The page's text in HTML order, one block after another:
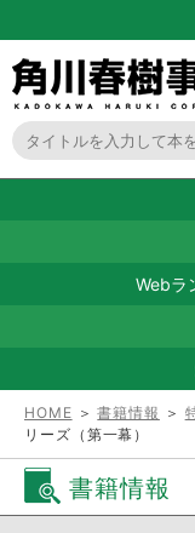
Webラ
HOME ＞書籍情報 ＞
リーズ（第一幕）
書籍情報